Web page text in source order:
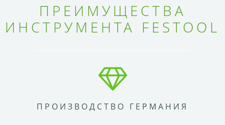
ПРЕИМУЩЕСТВА
ИНСТРУМЕНТА FESTOOL
ПРОИЗВОДСТВО ГЕРМАНИЯ